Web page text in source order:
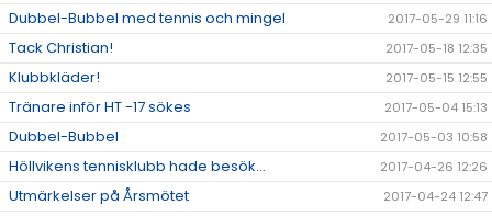
Dubbel-Bubbel med tennis och mingel 2017-05-29 11:16
Tack Christian! 2017-05-18 12:35
Klubbkläder! 2017-05-15 12:55
Tränare inför HT -17 sökes 2017-05-04 15:13
Dubbel-Bubbel 2017-05-03 10:58
Höllvikens tennisklubb hade besök... 2017-04-26 12:26
Utmärkelser på Årsmötet 2017-04-24 12:47